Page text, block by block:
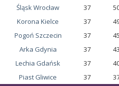
Śląsk Wrocław 37
Korona Kielce 37
Pogoń Szczecin 37 45
Arka Gdynia 37 43
Lechia Gdańsk 37
Piast Gliwice 37